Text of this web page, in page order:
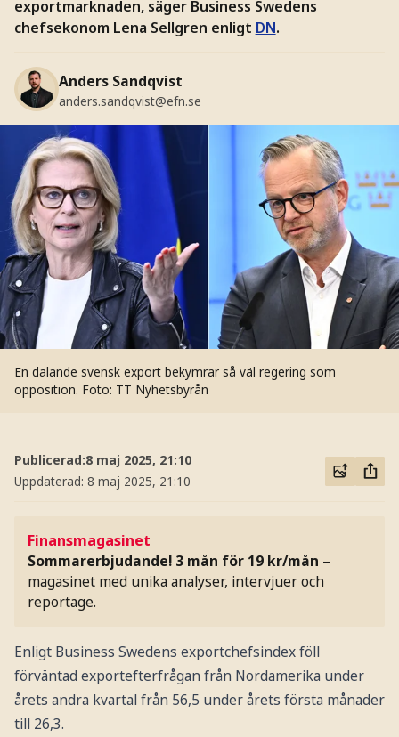
exportmarknaden, säger Business Swedens
chefsekonom Lena Sellgren enligt DN.
Anders Sandqvist
anders.sandqvist@efn.se
En dalande svensk export bekymrar så väl regering som
opposition. Foto: TT Nyhetsbyrån
Publicerad:8 maj 2025, 21:10
Uppdaterad: 8 maj 2025, 21:10
Finansmagasinet
Sommarerbjudande! 3 mån för 19 kr/mån –
magasinet med unika analyser, intervjuer och
reportage.
Enligt Business Swedens exportchefsindex föll
förväntad exportefterfrågan från Nordamerika under
årets andra kvartal från 56,5 under årets första månader
till 26,3.